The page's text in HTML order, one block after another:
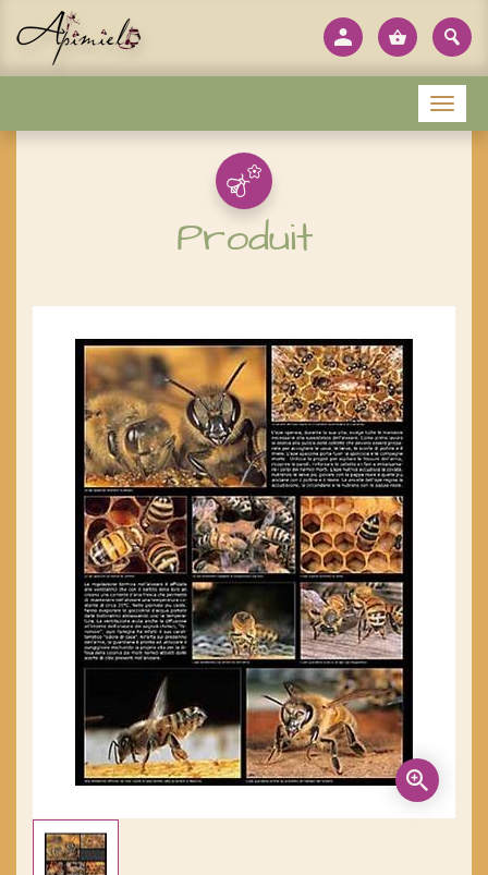
Produit
Menu
Panneau de gestion des cookies